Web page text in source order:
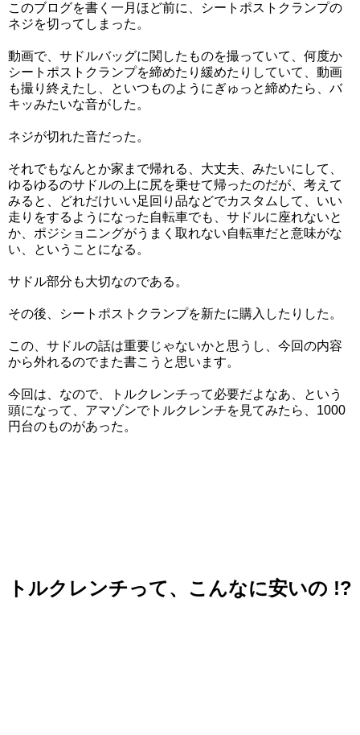
このブログを書く一月ほど前に、シートポストクランプの
ネジを切ってしまった。
動画で、サドルバッグに関したものを撮っていて、何度か
シートポストクランプを締めたり緩めたりしていて、動画
も撮り終えたし、といつものようにぎゅっと締めたら、バ
キッみたいな音がした。
ネジが切れた音だった。
それでもなんとか家まで帰れる、大丈夫、みたいにして、
ゆるゆるのサドルの上に尻を乗せて帰ったのだが、考えて
みると、どれだけいい足回り品などでカスタムして、いい
走りをするようになった自転車でも、サドルに座れないと
か、ポジショニングがうまく取れない自転車だと意味がな
い、ということになる。
サドル部分も大切なのである。
その後、シートポストクランプを新たに購入したりした。
この、サドルの話は重要じゃないかと思うし、今回の内容
から外れるのでまた書こうと思います。
今回は、なので、トルクレンチって必要だよなあ、という
頭になって、アマゾンでトルクレンチを見てみたら、1000
円台のものがあった。
トルクレンチって、こんなに安いの !?